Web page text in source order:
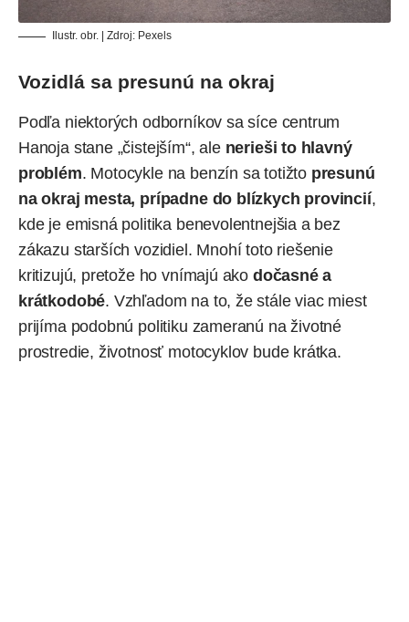
Ilustr. obr. | Zdroj: Pexels
Vozidlá sa presunú na okraj
Podľa niektorých odborníkov sa síce centrum
Hanoja stane „čistejším“, ale nerieši to hlavný
problém. Motocykle na benzín sa totižto presunú
na okraj mesta, prípadne do blízkych provincií,
kde je emisná politika benevolentnejšia a bez
zákazu starších vozidiel. Mnohí toto riešenie
kritizujú, pretože ho vnímajú ako dočasné a
krátkodobé. Vzhľadom na to, že stále viac miest
prijíma podobnú politiku zameranú na životné
prostredie, životnosť motocyklov bude krátka.